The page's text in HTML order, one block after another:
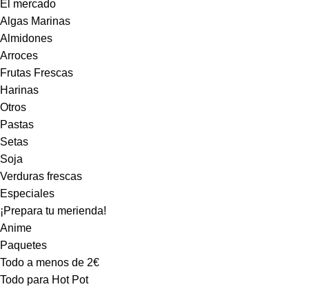
El mercado
Algas Marinas
Almidones
Arroces
Frutas Frescas
Harinas
Otros
Pastas
Setas
Soja
Verduras frescas
Especiales
¡Prepara tu merienda!
Anime
Paquetes
Todo a menos de 2€
Todo para Hot Pot